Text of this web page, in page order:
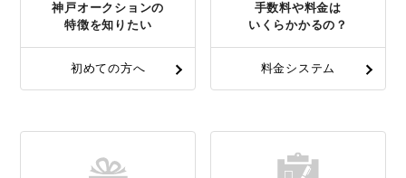
神戸オークションの
特徴を知りたい
初めての方へ
手数料や料金は
いくらかかるの？
料金システム